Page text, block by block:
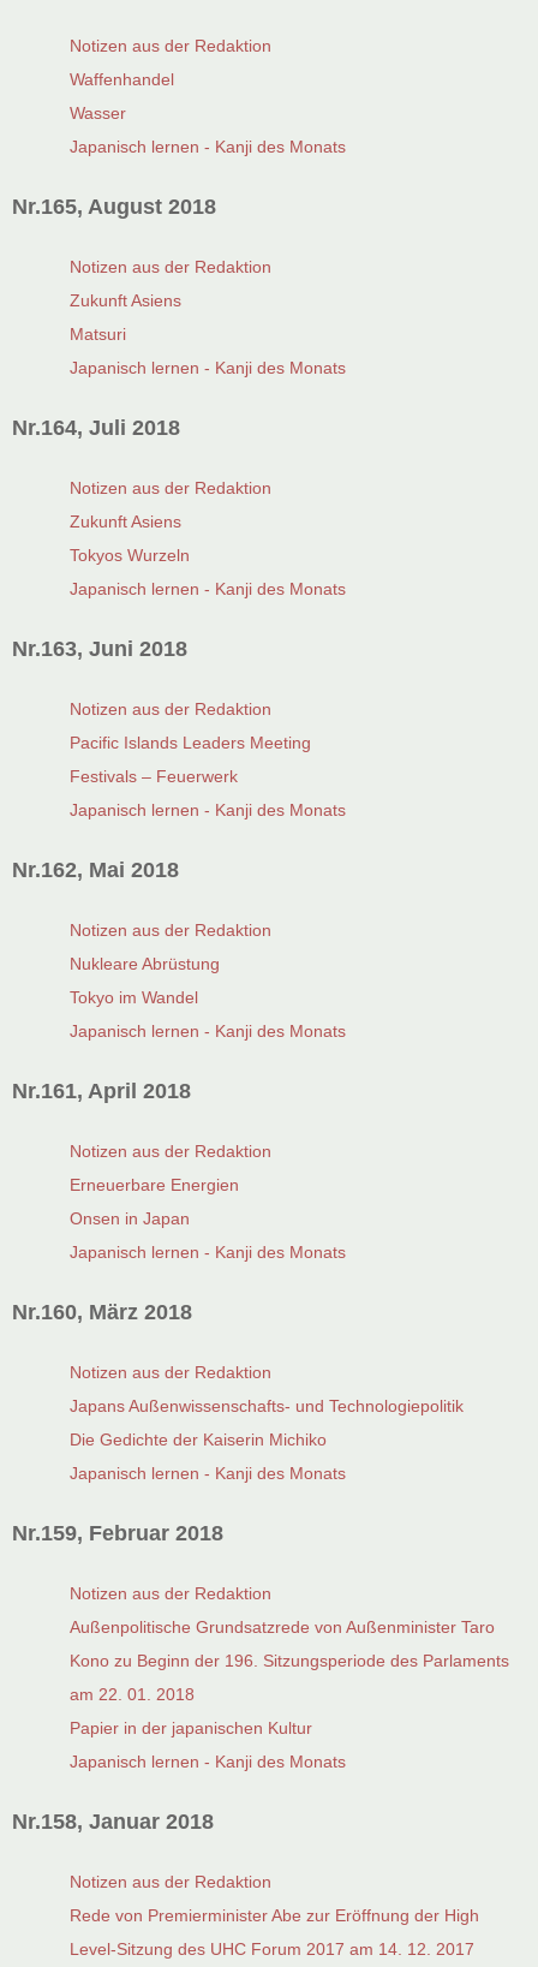
Notizen aus der Redaktion
Waffenhandel
Wasser
Japanisch lernen - Kanji des Monats
Nr.165, August 2018
Notizen aus der Redaktion
Zukunft Asiens
Matsuri
Japanisch lernen - Kanji des Monats
Nr.164, Juli 2018
Notizen aus der Redaktion
Zukunft Asiens
Tokyos Wurzeln
Japanisch lernen - Kanji des Monats
Nr.163, Juni 2018
Notizen aus der Redaktion
Pacific Islands Leaders Meeting
Festivals – Feuerwerk
Japanisch lernen - Kanji des Monats
Nr.162, Mai 2018
Notizen aus der Redaktion
Nukleare Abrüstung
Tokyo im Wandel
Japanisch lernen - Kanji des Monats
Nr.161, April 2018
Notizen aus der Redaktion
Erneuerbare Energien
Onsen in Japan
Japanisch lernen - Kanji des Monats
Nr.160, März 2018
Notizen aus der Redaktion
Japans Außenwissenschafts- und Technologiepolitik
Die Gedichte der Kaiserin Michiko
Japanisch lernen - Kanji des Monats
Nr.159, Februar 2018
Notizen aus der Redaktion
Außenpolitische Grundsatzrede von Außenminister Taro
Kono zu Beginn der 196. Sitzungsperiode des Parlaments
am 22. 01. 2018
Papier in der japanischen Kultur
Japanisch lernen - Kanji des Monats
Nr.158, Januar 2018
Notizen aus der Redaktion
Rede von Premierminister Abe zur Eröffnung der High
Level-Sitzung des UHC Forum 2017 am 14. 12. 2017